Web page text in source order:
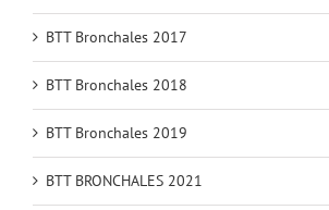
BTT Bronchales 2017
BTT Bronchales 2018
BTT Bronchales 2019
BTT BRONCHALES 2021